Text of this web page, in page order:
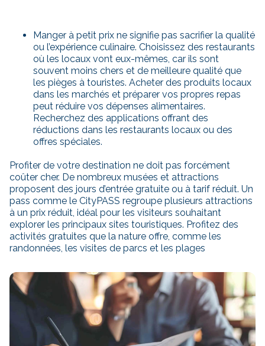
Manger à petit prix ne signifie pas sacrifier la qualité
ou l’expérience culinaire. Choisissez des restaurants
où les locaux vont eux-mêmes, car ils sont
souvent moins chers et de meilleure qualité que
les pièges à touristes. Acheter des produits locaux
dans les marchés et préparer vos propres repas
peut réduire vos dépenses alimentaires.
Recherchez des applications offrant des
réductions dans les restaurants locaux ou des
offres spéciales.
Profiter de votre destination ne doit pas forcément
coûter cher. De nombreux musées et attractions
proposent des jours d’entrée gratuite ou à tarif réduit. Un
pass comme le CityPASS regroupe plusieurs attractions
à un prix réduit, idéal pour les visiteurs souhaitant
explorer les principaux sites touristiques. Profitez des
activités gratuites que la nature offre, comme les
randonnées, les visites de parcs et les plages